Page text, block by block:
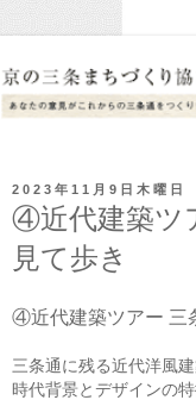
2023年11月9日木曜日
④近代建築ツ
見て歩き
④近代建築ツアー 三
三条通に残る近代洋風
時代背景とデザインの